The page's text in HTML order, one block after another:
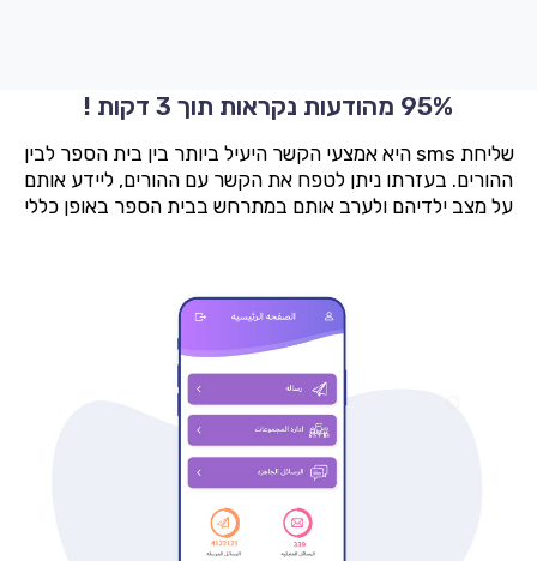
95% מהודעות נקראות תוך 3 דקות !
שליחת sms היא אמצעי הקשר היעיל ביותר בין בית הספר לבין
ההורים. בעזרתו ניתן לטפח את הקשר עם ההורים, ליידע אותם
על מצב ילדיהם ולערב אותם במתרחש בבית הספר באופן כללי